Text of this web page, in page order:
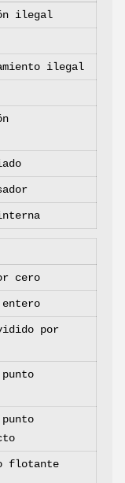
ilegal
ilegal
cero
entero
por
flotante